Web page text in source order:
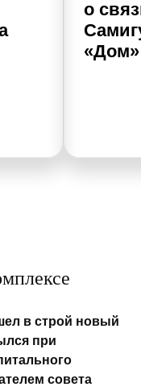
о
«Дом»
в строй новый
при
совета